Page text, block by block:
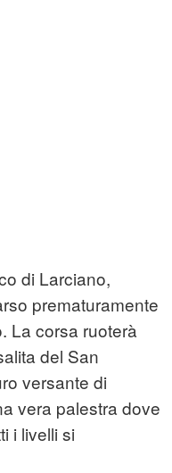
di Larciano,
prematuramente
La corsa ruoterà
del San
versante di
vera palestra dove
i livelli si